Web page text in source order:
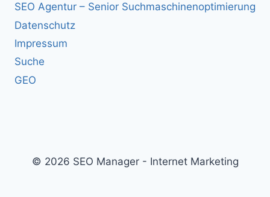
SEO Agentur – Senior Suchmaschinenoptimierung
Datenschutz
Impressum
Suche
GEO
© 2026 SEO Manager - Internet Marketing